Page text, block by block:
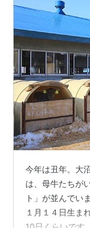
今年は丑年。大
は、母牛たちが
ト」が並んでい
１月１４日生ま